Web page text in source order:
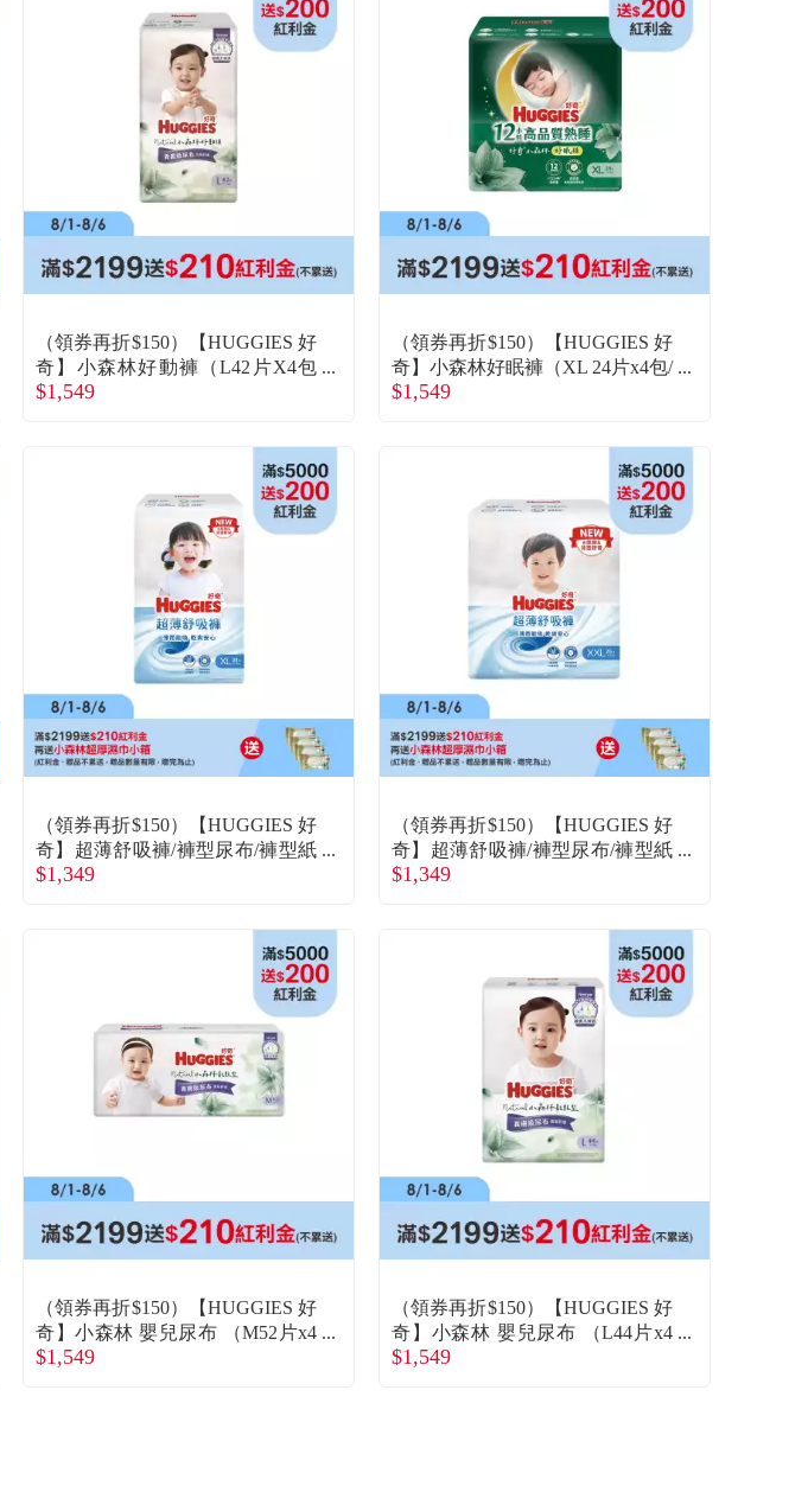
（領券再折$150）【HUGGIES 好
奇】小森林好動褲（L42片X4包
／箱）（加量包）(廠商直送)
$1,549
（領券再折$150）【HUGGIES 好
奇】小森林好眠褲（XL 24片x4包/
箱）(廠商直送)
$1,549
（領券再折$150）【HUGGIES 好
奇】超薄舒吸褲/褲型尿布/褲型紙
尿褲（ XL 38片x4包/箱）(廠商直
$1,349
（領券再折$150）【HUGGIES 好
奇】超薄舒吸褲/褲型尿布/褲型紙
尿褲（ XXL 26片x4包/箱）(廠商
$1,349
（領券再折$150）【HUGGIES 好
奇】小森林 嬰兒尿布 （M52片x4
包/箱）廠商直送
$1,549
（領券再折$150）【HUGGIES 好
奇】小森林 嬰兒尿布 （L44片x4
包/箱）廠商直送
$1,549